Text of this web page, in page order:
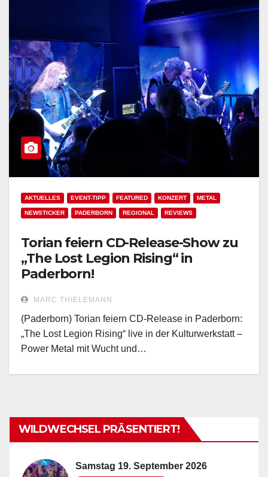
AKTUELLES EVENT-TIPP FEATURED KONZERT METAL
NEWSTICKER PADERBORN REGIONAL REVIEWS
Torian feiern CD-Release-Show zu
„The Lost Legion Rising“ in
Paderborn!
MARC THIELEMANN
(Paderborn) Torian feiern CD-Release in Paderborn:
„The Lost Legion Rising“ live in der Kulturwerkstatt –
Power Metal mit Wucht und…
WILDWECHSEL PRÄSENTIERT!
Samstag 19. September 2026